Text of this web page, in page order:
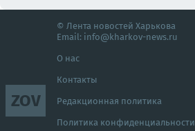
ZOV
© Лента новостей Харькова
Email: info@kharkov-news.ru
О нас
Контакты
Редакционная политика
Политика конфиденциальности